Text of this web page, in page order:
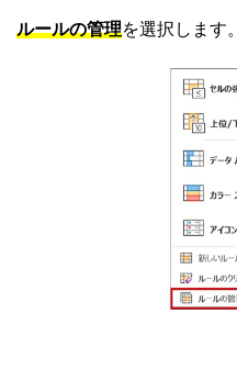
ルールの管理を選択します。